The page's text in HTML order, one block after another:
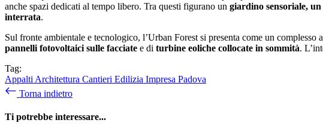
anche spazi dedicati al tempo libero. Tra questi figurano un giardino sensoriale,
interrata.
Sul fronte ambientale e tecnologico, l’Urban Forest si presenta come un
pannelli fotovoltaici sulle facciate e di turbine eoliche collocate in sommità.
Tag:
Appalti Architettura Cantieri Edilizia Impresa Padova
Torna indietro
Ti potrebbe interessare...